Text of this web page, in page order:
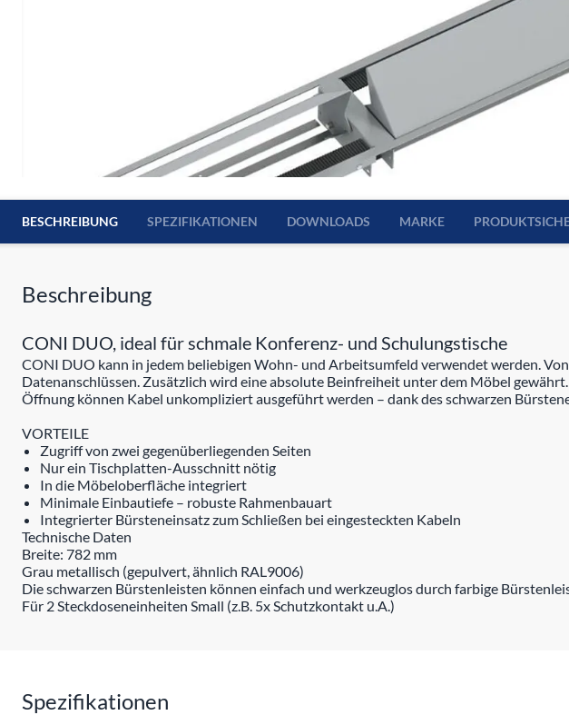
BESCHREIBUNG SPEZIFIKATIONEN DOWNLOADS MARKE
Beschreibung
CONI DUO, ideal für schmale Konferenz- und Schulungstische
CONI DUO kann in jedem beliebigen Wohn- und Arbeitsumfeld verwendet werden.
Datenanschlüssen. Zusätzlich wird eine absolute Beinfreiheit unter dem Möbel
Öffnung können Kabel unkompliziert ausgeführt werden – dank des schwarzen
VORTEILE
Zugriff von zwei gegenüberliegenden Seiten
Nur ein Tischplatten-Ausschnitt nötig
In die Möbeloberfläche integriert
Minimale Einbautiefe – robuste Rahmenbauart
Integrierter Bürsteneinsatz zum Schließen bei eingesteckten Kabeln
Technische Daten
Breite: 782 mm
Grau metallisch (gepulvert, ähnlich RAL9006)
Die schwarzen Bürstenleisten können einfach und werkzeuglos durch farbige
Für 2 Steckdoseneinheiten Small (z.B. 5x Schutzkontakt u.A.)
Spezifikationen